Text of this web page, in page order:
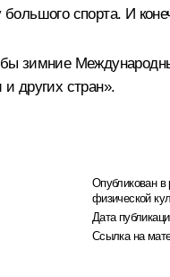
спорта. И
зимние
других стран».
Опубликован в
физической
Дата
Ссылка на